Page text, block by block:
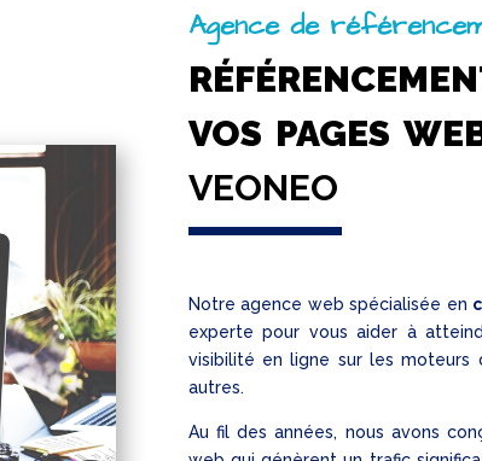
Agence de
VOS PAGES
VEONEO
Notre agence web spécialisée en
experte pour vous aider à
visibilité en ligne sur les moteurs
autres.
Au fil des années, nous avons